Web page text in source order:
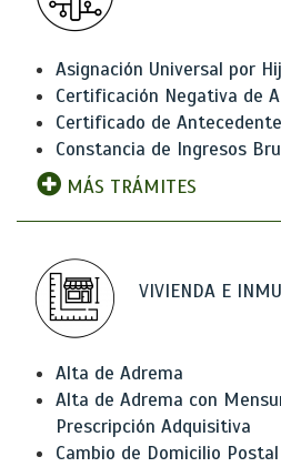
Asignación Universal por
Certificación Negativa de
Certificado de
Constancia de Ingresos
MÁS TRÁMITES
VIVIENDA E
Alta de Adrema
Alta de Adrema con
Prescripción Adquisitiva
Cambio de Domicilio Postal